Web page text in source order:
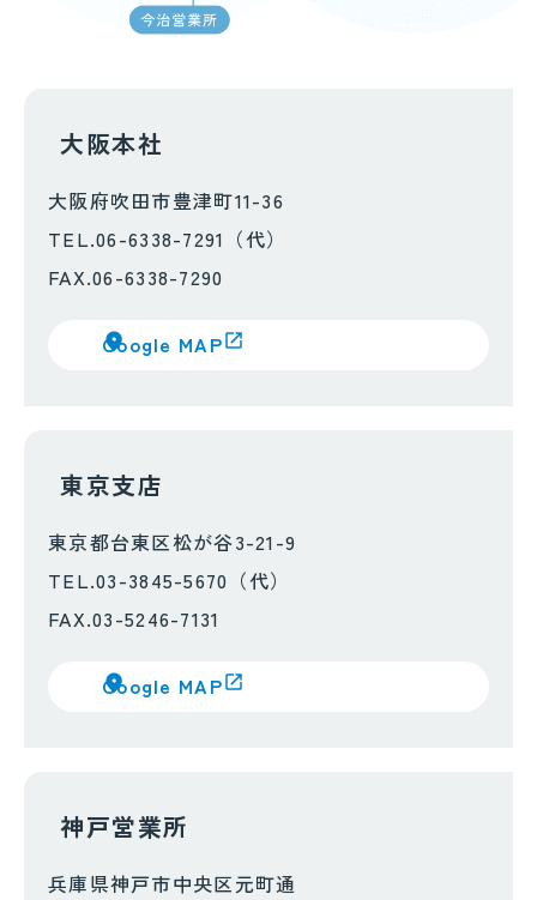
大阪本社
大阪府吹田市豊津町11-36
TEL.06-6338-7291（代）
FAX.06-6338-7290
Google MAP
東京支店
東京都台東区松が谷3-21-9
TEL.03-3845-5670（代）
FAX.03-5246-7131
Google MAP
神戸営業所
兵庫県神戸市中央区元町通